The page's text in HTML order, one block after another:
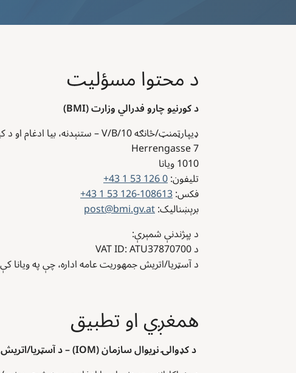
د محتوا مسؤلیت
د کورنیو چارو فدرالي وزارت (BMI)
ډيپارټمنټ/څانګه V/B/10 – ستنېدنه، بیا ادغام او د کیفیت پراختیا
Herrengasse 7
1010 ویانا
تلیفون: +43 1 53 126 0
فکس: +43 1 53 126-108613
برېښنالیک: post@bmi.gv.at
د پېژندنې شمېرې:
د VAT ID: ATU37870700
د آسټريا/اتریش جمهوریت عامه اداره، چې په ویانا
همغږي او تطبیق
د کډوالۍ نړیوال سازمان (IOM) – د آسټريا/اتریش لپاره د هېواد دفتر